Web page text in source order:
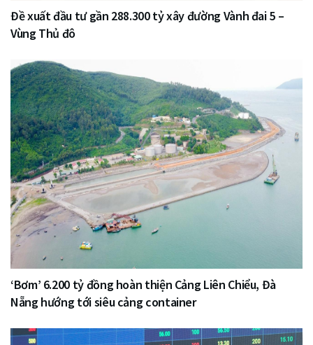
Đề xuất đầu tư gần 288.300 tỷ xây đường Vành đai 5 –
Vùng Thủ đô
‘Bơm’ 6.200 tỷ đồng hoàn thiện Cảng Liên Chiểu, Đà
Nẵng hướng tới siêu cảng container